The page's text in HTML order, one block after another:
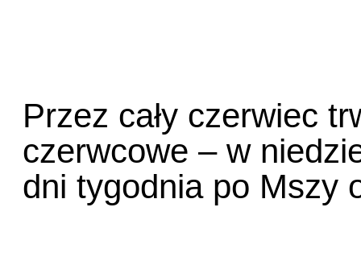
Przez cały czerwiec
czerwcowe – w
dni tygodnia po Mszy